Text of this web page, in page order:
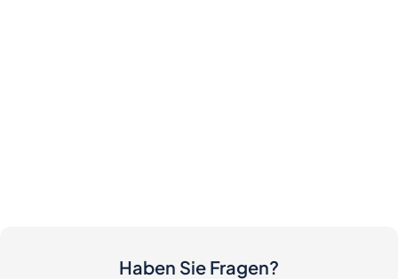
Haben Sie Fragen?